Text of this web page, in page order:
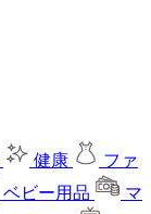
健康
ファ
ベビー用品
マ